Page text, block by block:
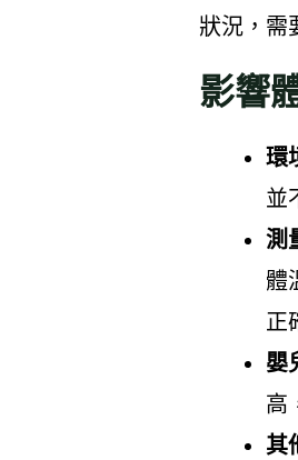
狀況，需
影響
環
並
測
體
正
嬰
高
其